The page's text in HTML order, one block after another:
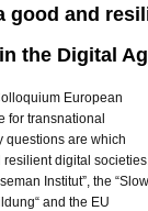
good and
the Digital
European
for transnational
questions are which
digital
Institut”, the “Slow
and the EU